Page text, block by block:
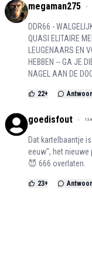
megaman275
DDR66 -
QUASI ELITAIRE
LEUGENAARS EN
HEBBEN -- GA JE
NAGEL AAN DE
22+
goedisfout 13
Dat kartelbaantje
eeuw", het nieuwe
😈 666 overlaten.
23+